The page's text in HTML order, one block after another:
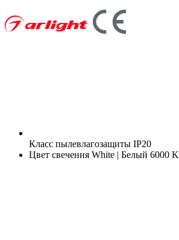
Класс пылевлагозащиты IP20
Цвет свечения White | Белый 6000 K